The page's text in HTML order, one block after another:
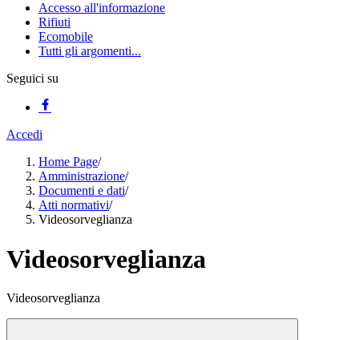
Accesso all'informazione
Rifiuti
Ecomobile
Tutti gli argomenti...
Seguici su
Accedi
Home Page/
Amministrazione/
Documenti e dati/
Atti normativi/
Videosorveglianza
Videosorveglianza
Videosorveglianza